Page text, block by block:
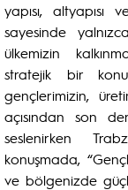
yapısı,
sayesinde
ülkemizin
stratejik bir
gençlerimizin,
açısından son
seslenirken
konuşmada,
ve bölgenizde